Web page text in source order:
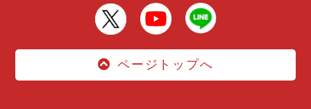
ページトップへ